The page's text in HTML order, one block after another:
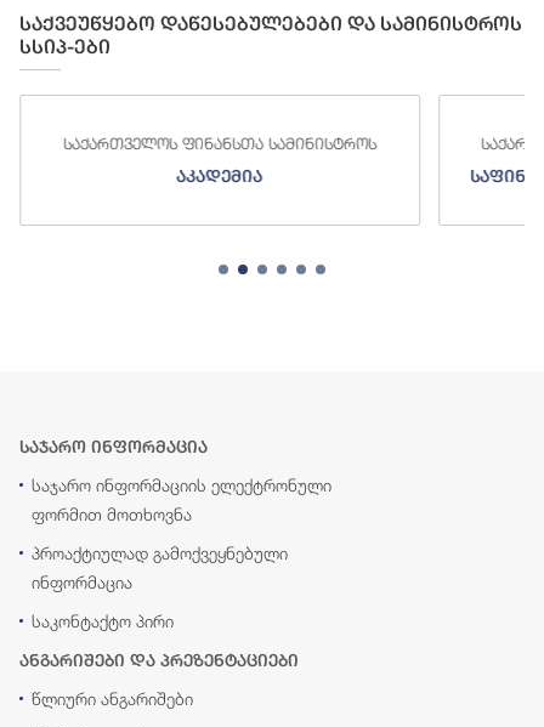
საქვეუწყებო დაწესებულებები და სამინისტროს
სსიპ-ები
საქართველოს ფინანსთა სამინისტროს
აკადემია
საჯარო ინფორმაცია
საჯარო ინფორმაციის ელექტრონული
ფორმით მოთხოვნა
პროაქტიულად გამოქვეყნებული
ინფორმაცია
საკონტაქტო პირი
ანგარიშები და პრეზენტაციები
წლიური ანგარიშები